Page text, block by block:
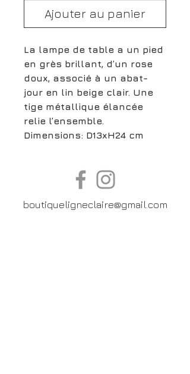
Ajouter au panier
La lampe de table a un pied
en grès brillant, d’un rose
doux, associé à un abat-
jour en lin beige clair. Une
tige métallique élancée
relie l’ensemble.
Dimensions: D13xH24 cm
boutiqueligneclaire@gmail.com